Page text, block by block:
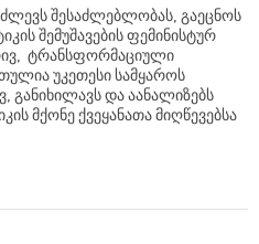
შესაძლებლობას, გაეცნოს
შემუშავების ფემინისტურ
ტრანსფორმაციული
უკეთესი სამყაროს
განიხილავს და აანალიზებს
მქონე ქვეყანათა მიღწევებსა